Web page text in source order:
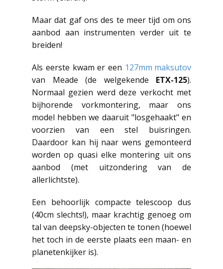
Maar dat gaf ons des te meer tijd om ons
aanbod aan instrumenten verder uit te
breiden!
Als eerste kwam er een 127mm maksutov
van Meade (de welgekende ETX-125).
Normaal gezien werd deze verkocht met
bijhorende vorkmontering, maar ons
model hebben we daaruit "losgehaakt" en
voorzien van een stel buisringen.
Daardoor kan hij naar wens gemonteerd
worden op quasi elke montering uit ons
aanbod (met uitzondering van de
allerlichtste).
Een behoorlijk compacte telescoop dus
(40cm slechts!), maar krachtig genoeg om
tal van deepsky-objecten te tonen (hoewel
het toch in de eerste plaats een maan- en
planetenkijker is).